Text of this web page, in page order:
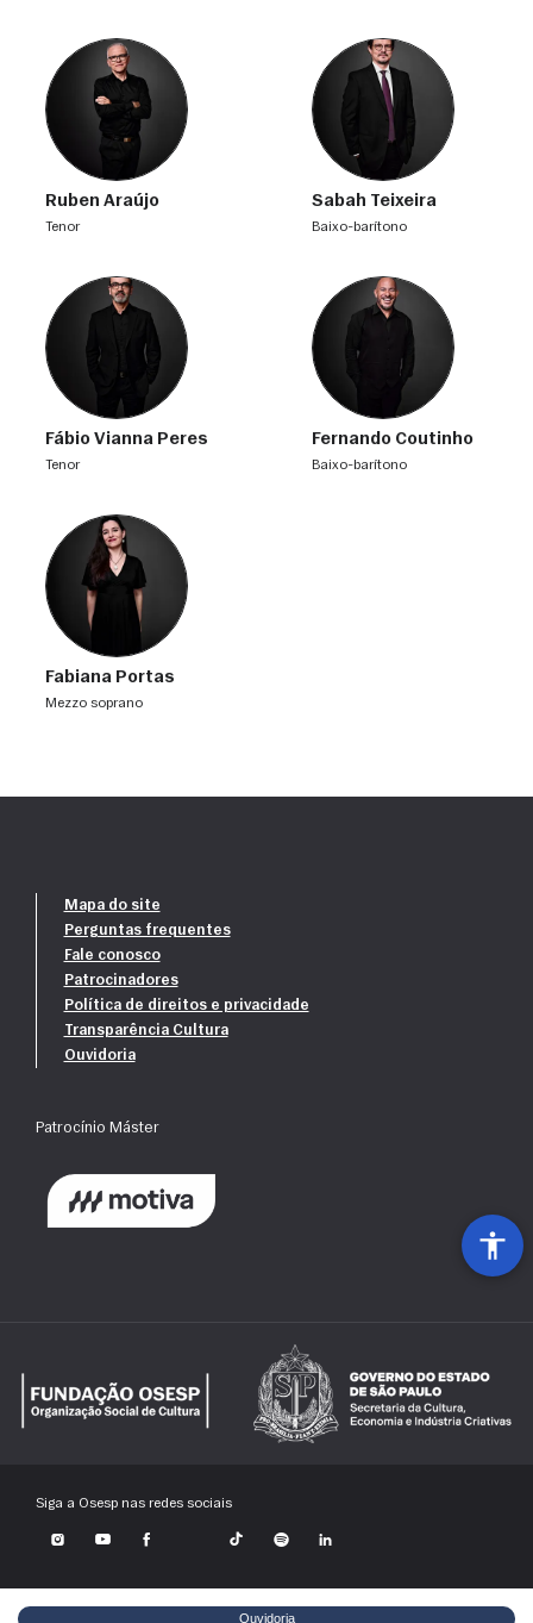
Ruben Araújo
tenor
Sabah Teixeira
baixo-barítono
Fábio Vianna Peres
tenor
Fernando Coutinho
baixo-barítono
Fabiana Portas
mezzo soprano
Mapa do site
Perguntas frequentes
Fale conosco
Patrocinadores
Política de direitos e privacidade
Transparência Cultura
Ouvidoria
Patrocínio Máster
Siga a Osesp nas redes sociais
Ouvidoria